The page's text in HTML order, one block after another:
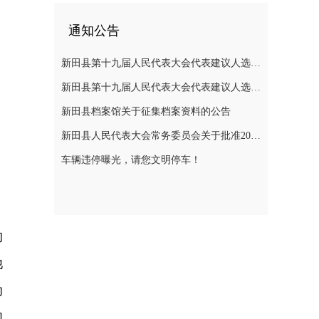
通知公告
新田县第十九届人民代表大会代表建议人选公示
新田县第十九届人民代表大会代表建议人选公示
新田县档案馆关于征集档案资料的公告
新田县人民代表大会常务委员会关于批准2025年县级决算的决议
车辆违停曝光，请您文明停车！